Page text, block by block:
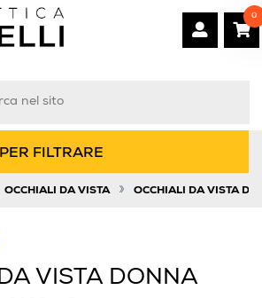
0
FILTRARE
OCCHIALI DA VISTA » OCCHIALI DA VISTA
VISTA DONNA